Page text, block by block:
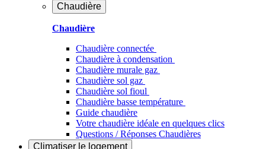
Chaudière
Chaudière
Chaudière connectée
Chaudière à condensation
Chaudière murale gaz
Chaudière sol gaz
Chaudière sol fioul
Chaudière basse température
Guide chaudière
Votre chaudière idéale en quelques clics
Questions / Réponses Chaudières
Climatiser le logement